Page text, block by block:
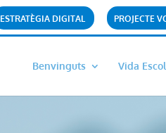
ESTRATÈGIA DIGITAL PROJECTE
Benvinguts Vida